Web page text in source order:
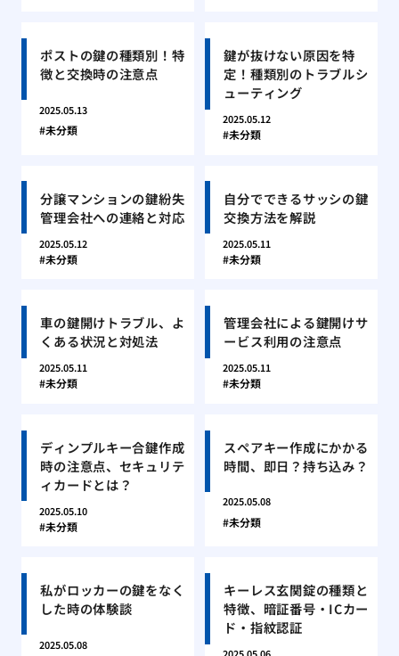
ポストの鍵の種類別！特
徴と交換時の注意点
2025.05.13
未分類
鍵が抜けない原因を特
定！種類別のトラブルシ
ューティング
2025.05.12
未分類
分譲マンションの鍵紛失
管理会社への連絡と対応
2025.05.12
未分類
自分でできるサッシの鍵
交換方法を解説
2025.05.11
未分類
車の鍵開けトラブル、よ
くある状況と対処法
2025.05.11
未分類
管理会社による鍵開けサ
ービス利用の注意点
2025.05.11
未分類
ディンプルキー合鍵作成
時の注意点、セキュリテ
ィカードとは？
2025.05.10
未分類
スペアキー作成にかかる
時間、即日？持ち込み？
2025.05.08
未分類
私がロッカーの鍵をなく
した時の体験談
2025.05.08
キーレス玄関錠の種類と
特徴、暗証番号・ICカー
ド・指紋認証